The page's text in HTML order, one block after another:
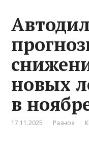
новых
в
17.11.2025 Разное